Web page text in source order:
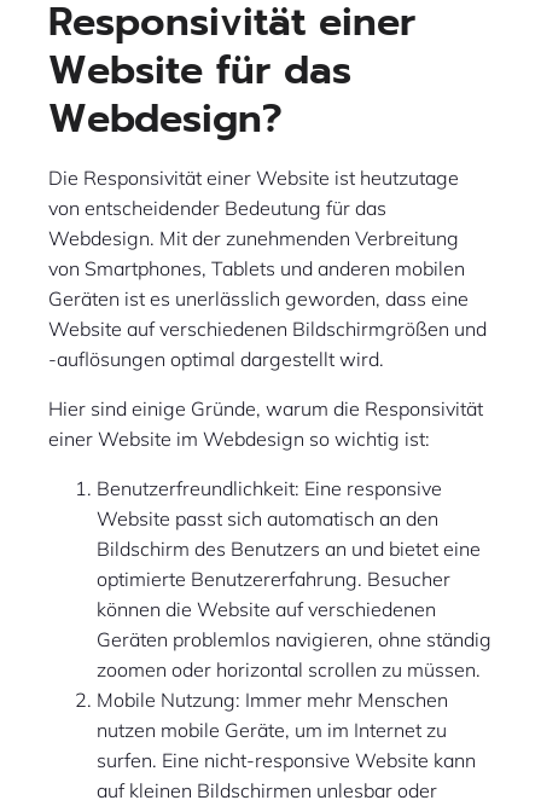
Responsivität einer
Website für das
Webdesign?
Die Responsivität einer Website ist heutzutage
von entscheidender Bedeutung für das
Webdesign. Mit der zunehmenden Verbreitung
von Smartphones, Tablets und anderen mobilen
Geräten ist es unerlässlich geworden, dass eine
Website auf verschiedenen Bildschirmgrößen und
-auflösungen optimal dargestellt wird.
Hier sind einige Gründe, warum die Responsivität
einer Website im Webdesign so wichtig ist:
Benutzerfreundlichkeit: Eine responsive
Website passt sich automatisch an den
Bildschirm des Benutzers an und bietet eine
optimierte Benutzererfahrung. Besucher
können die Website auf verschiedenen
Geräten problemlos navigieren, ohne ständig
zoomen oder horizontal scrollen zu müssen.
Mobile Nutzung: Immer mehr Menschen
nutzen mobile Geräte, um im Internet zu
surfen. Eine nicht-responsive Website kann
auf kleinen Bildschirmen unlesbar oder